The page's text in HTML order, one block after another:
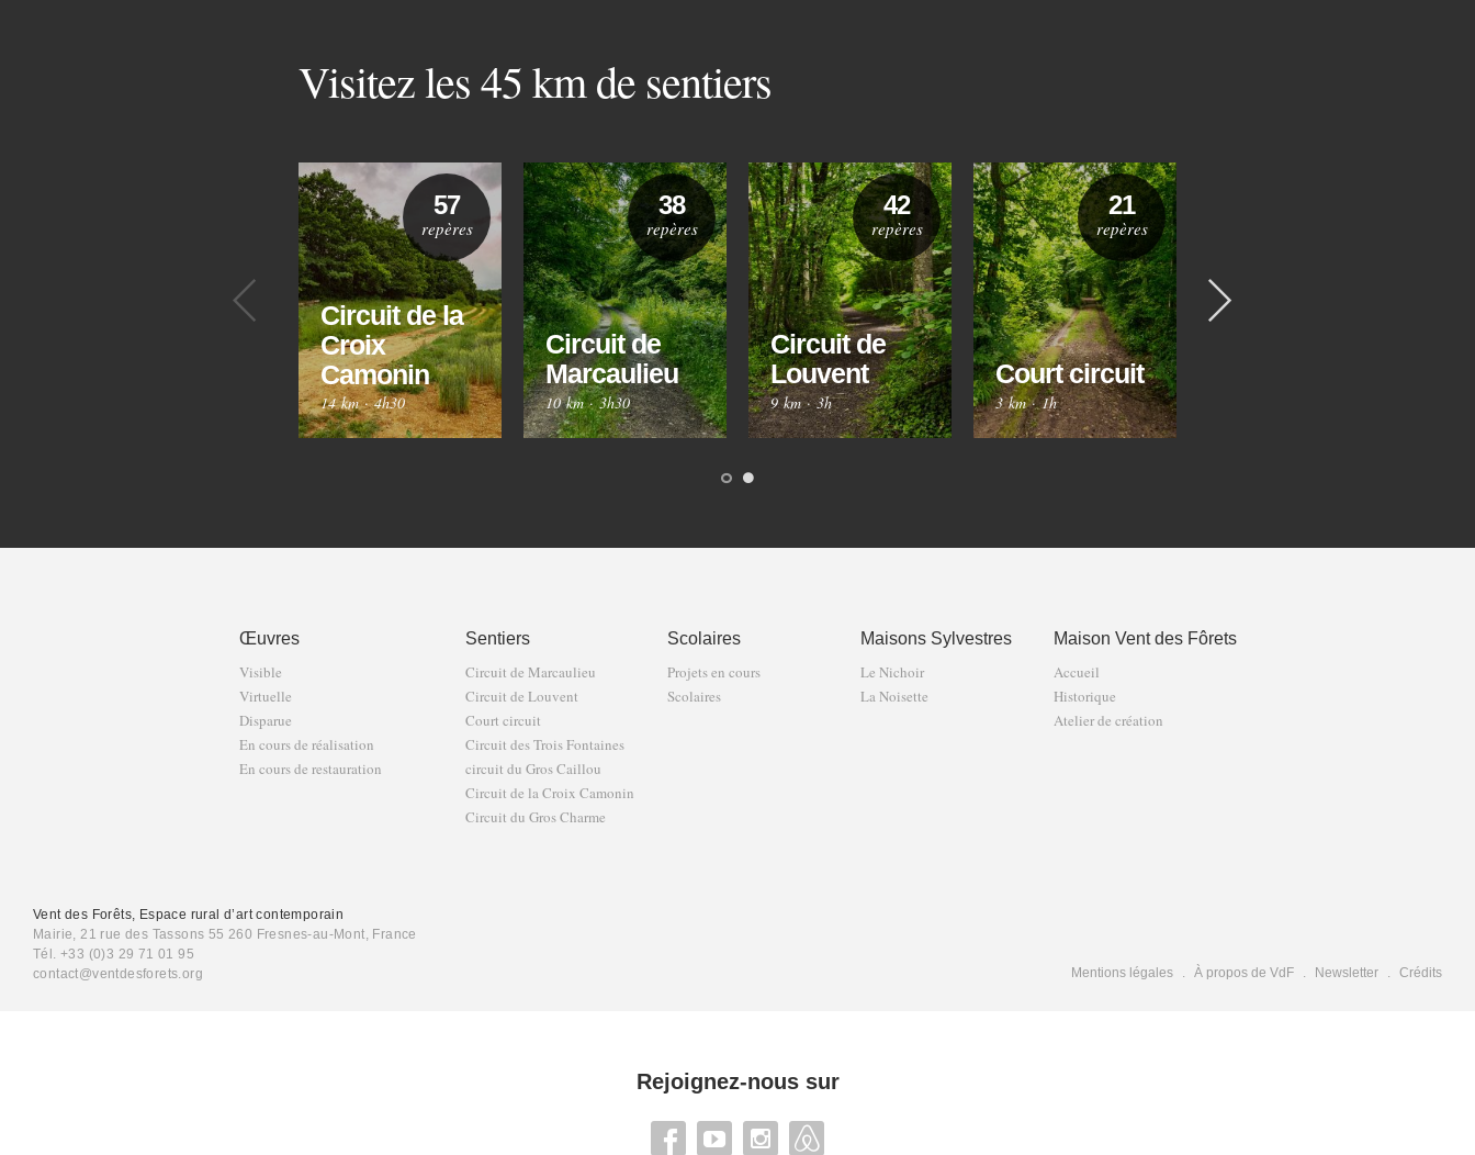
Visitez les 45 km de sentiers
Précédent
Circuit de la
Croix
Camonin
14 km·4h30
57
repères
Circuit de
Marcaulieu
10 km·3h30
38
repères
Circuit de
Louvent
9 km·3h
42
repères
Court circuit
3 km·1h
21
repères
Circuit des
Œuvres
Visible
Virtuelle
Disparue
En cours de réalisation
En cours de restauration
Sentiers
Circuit de Marcaulieu
Circuit de Louvent
Court circuit
Circuit des Trois Fontaines
circuit du Gros Caillou
Circuit de la Croix Camonin
Circuit du Gros Charme
Scolaires
Projets en cours
Scolaires
Maisons Sylvestres
Le Nichoir
La Noisette
Maison Vent des Fôrets
Accueil
Historique
Atelier de création
Vent des Forêts, Espace rural d’art contemporain
Mairie, 21 rue des Tassons 55 260 Fresnes-au-Mont, France
Tél. +33 (0)3 29 71 01 95
contact@ventdesforets.org
Mentions légales À propos de VdF Newsletter Crédits
Rejoignez-nous sur